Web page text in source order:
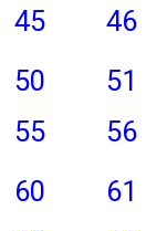
45
46
50
51
55
56
60
61